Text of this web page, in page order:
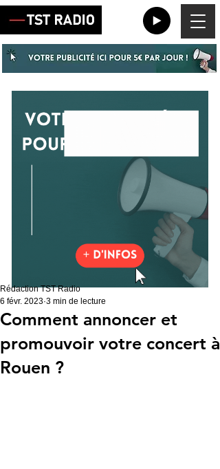
Comment annoncer et
promouvoir votre concert à
Rouen ?
Rédaction TST Radio
6 févr. 2023 3 min de lecture